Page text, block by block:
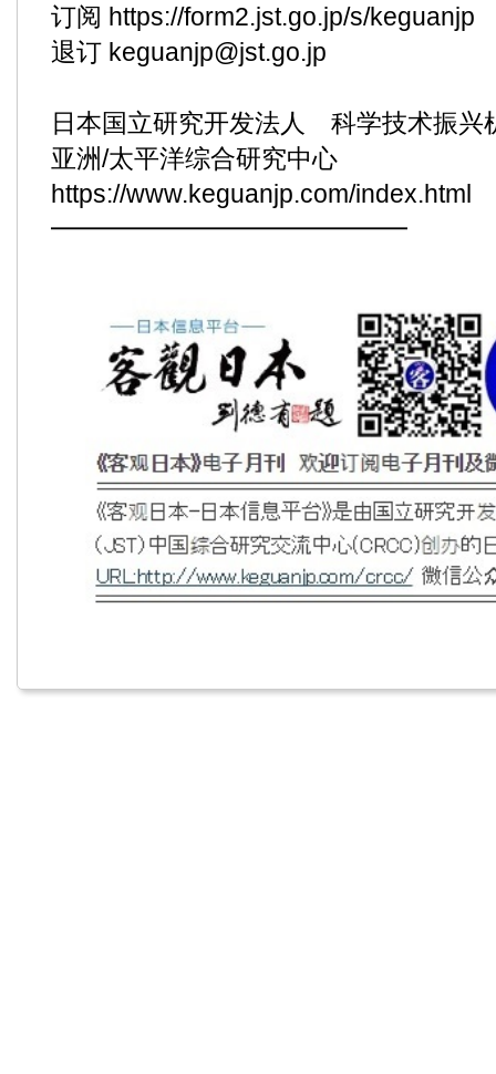
订阅 https://form2.jst.go.jp/s/keguanjp
退订 keguanjp@jst.go.jp
日本国立研究开发法人 科学技术振兴
亚洲/太平洋综合研究中心
https://www.keguanjp.com/index.html
━━━━━━━━━━━━━━